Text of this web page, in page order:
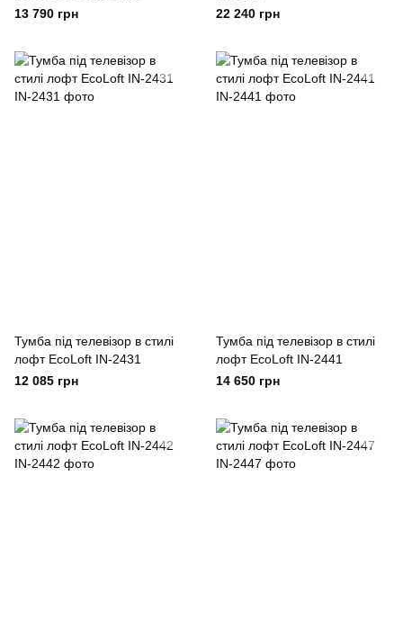
13 790 грн
22 240 грн
Тумба під телевізор в стилі
лофт EcoLoft IN-2431
12 085 грн
Тумба під телевізор в стилі
лофт EcoLoft IN-2441
14 650 грн